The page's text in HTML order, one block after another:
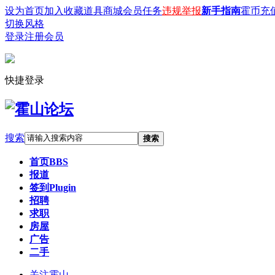
设为首页加入收藏道具商城会员任务违规举报新手指南霍币充
切换风格
登录注册会员
快捷登录
搜索 搜索
首页BBS
报道
签到Plugin
招聘
求职
房屋
广告
二手